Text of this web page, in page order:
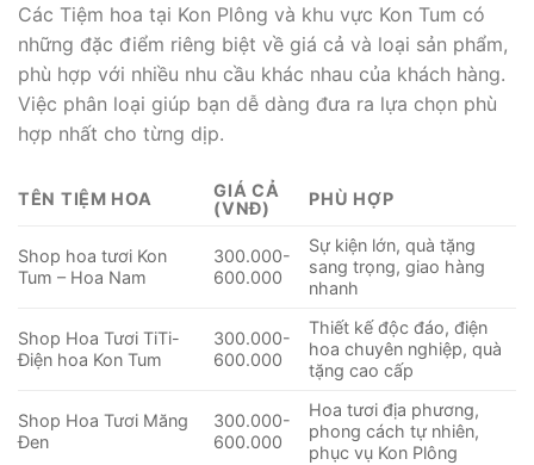
Các Tiệm hoa tại Kon Plông và khu vực Kon Tum có
những đặc điểm riêng biệt về giá cả và loại sản phẩm,
phù hợp với nhiều nhu cầu khác nhau của khách hàng.
Việc phân loại giúp bạn dễ dàng đưa ra lựa chọn phù
hợp nhất cho từng dịp.
TÊN TIỆM HOA
GIÁ CẢ
(VNĐ)
PHÙ HỢP
Shop hoa tươi Kon
Tum – Hoa Nam
300.000-
600.000
Sự kiện lớn, quà tặng
sang trọng, giao hàng
nhanh
Shop Hoa Tươi TiTi-
Điện hoa Kon Tum
300.000-
600.000
Thiết kế độc đáo, điện
hoa chuyên nghiệp, quà
tặng cao cấp
Shop Hoa Tươi Măng
Đen
300.000-
600.000
Hoa tươi địa phương,
phong cách tự nhiên,
phục vụ Kon Plông